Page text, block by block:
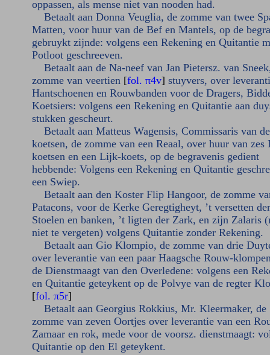
oppassen, als mense niet van nooden had.
Betaalt aan Donna Veuglia, de zomme van twee
Matten, voor huur van de Bef en Mantels, op de
gebruykt zijnde: volgens een Rekening en Quitantie
Potloot geschreeven.
Betaalt aan de Na-neef van Jan Pietersz. van
zomme van veertien [fol. π4v] stuyvers, over
Hantschoenen en Rouwbanden voor de Dragers,
Koetsiers: volgens een Rekening en Quitantie aan
stukken gescheurt.
Betaalt aan Matteus Wagensis, Commissaris van
koetsen, de zomme van een Reaal, over huur van zes
koetsen en een Lijk-koets, op de begravenis gedient
hebbende: Volgens een Rekening en Quitantie
een Swiep.
Betaalt aan den Koster Flip Hangoor, de zomme
Patacons, voor de Kerke Geregtigheyt, ’t versetten der
Stoelen en banken, ’t ligten der Zark, en zijn Zalaris
niet te vergeten) volgens Quitantie zonder Rekening.
Betaalt aan Gio Klompio, de zomme van drie
over leverantie van een paar Haagsche Rouw-
de Dienstmaagt van den Overledene: volgens een
en Quitantie geteykent op de Polvye van de regter
[fol. π5r]
Betaalt aan Georgius Rokkius, Mr. Kleermaker, de
zomme van zeven Oortjes over leverantie van een
Zamaar en rok, mede voor de voorsz. dienstmaagt:
Quitantie op den El geteykent.